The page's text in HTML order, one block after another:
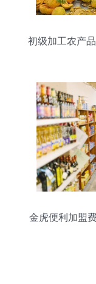
初级加工农产
金虎便利加盟